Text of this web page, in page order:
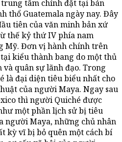
tâm chính đặt tại bán
thổ Guatemala ngày nay. Đây
tiên của văn minh bản xứ
thế kỷ thứ IV phía nam
Mỹ. Đơn vị hành chính trên
kiểu thành bang do một thủ
quân sự lãnh đạo. Trong
là đại diện tiêu biểu nhất cho
của người Maya. Ngay sau
thì người Quiché được
một phần lịch sử bị tiêu
người Maya, những chủ nhân
kỳ vĩ bị bỏ quên một cách bí